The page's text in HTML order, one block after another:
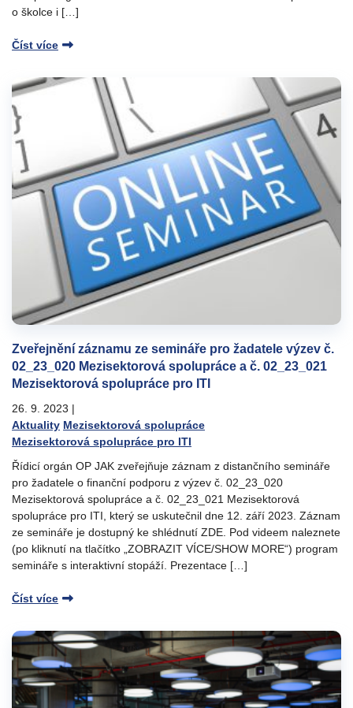
o školce i […]
Číst více
Zveřejnění záznamu ze semináře pro žadatele výzev č.
02_23_020 Mezisektorová spolupráce a č. 02_23_021
Mezisektorová spolupráce pro ITI
26. 9. 2023 |
Aktuality Mezisektorová spolupráce
Mezisektorová spolupráce pro ITI
Řídicí orgán OP JAK zveřejňuje záznam z distančního semináře
pro žadatele o finanční podporu z výzev č. 02_23_020
Mezisektorová spolupráce a č. 02_23_021 Mezisektorová
spolupráce pro ITI, který se uskutečnil dne 12. září 2023. Záznam
ze semináře je dostupný ke shlédnutí ZDE. Pod videem naleznete
(po kliknutí na tlačítko „ZOBRAZIT VÍCE/SHOW MORE“) program
semináře s interaktivní stopáží. Prezentace […]
Číst více